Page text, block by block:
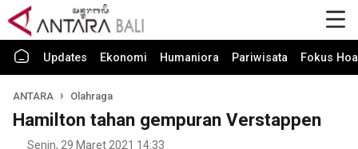
Updates Ekonomi Humaniora Pariwisata Fokus
ANTARA Olahraga
Hamilton tahan gempuran Verstappen
Senin, 29 Maret 2021 14:33